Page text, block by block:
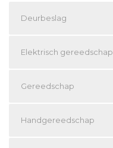
Deurbeslag
Elektrisch gereedschap
Gereedschap
Handgereedschap